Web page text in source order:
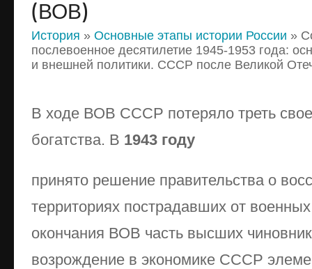
(ВОВ)
История » Основные этапы истории России »
послевоенное десятилетие 1945-1953 года:
и внешней политики. СССР после Великой
В ходе ВОВ СССР потеряло треть
богатства. В 1943 году
принято решение правительства о
территориях пострадавших от
окончания ВОВ часть высших
возрождение в экономике СССР